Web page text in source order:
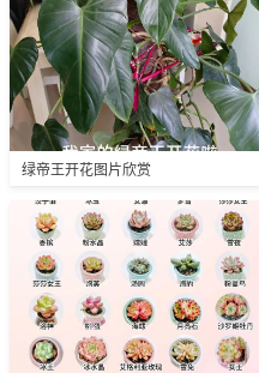
绿帝王开花图片欣赏